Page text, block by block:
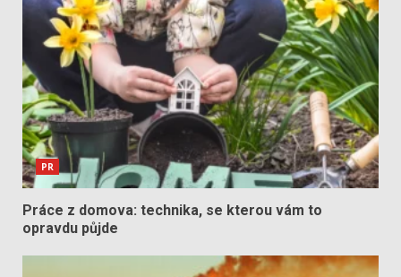
PR
Práce z domova: technika, se kterou vám to
opravdu půjde